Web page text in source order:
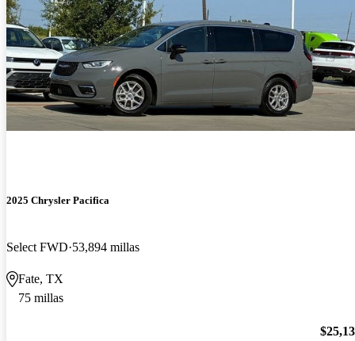
2025 Chrysler Pacifica
Select FWD 53,894 millas
Fate, TX
75 millas